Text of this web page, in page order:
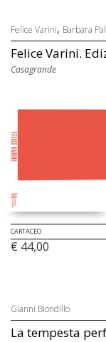
Felice Varini, Barbara
Felice Varini.
Casagrande
CARTACEO
€ 44,00
Gianni Biondillo
La tempesta